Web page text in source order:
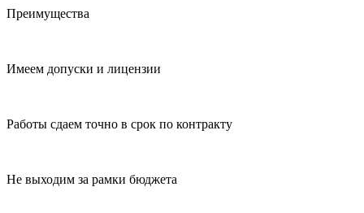
Преимущества
Имеем допуски и лицензии
Работы сдаем точно в срок по контракту
Не выходим за рамки бюджета